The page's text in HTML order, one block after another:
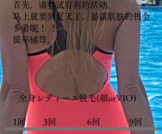
首先，请尝试有利的活动。
马上就要到夏天了，暴露肌肤的机会
多着呢！ ！
提早辅导。
全身レディース脱毛(顔orVIO)
​ 1回 3回 6回 9回